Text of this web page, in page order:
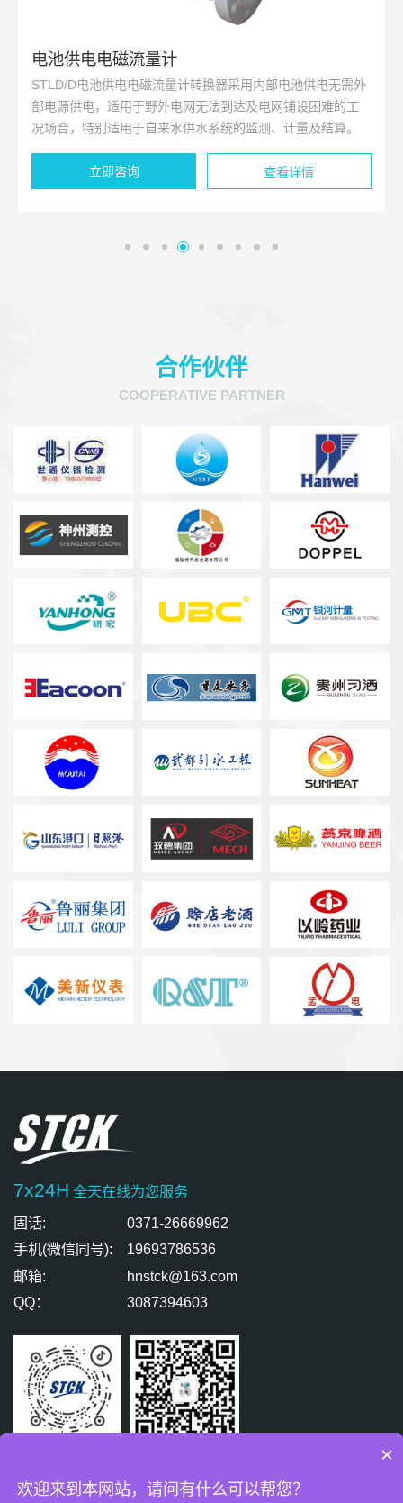
供电无需外
设困难的工
量及结算。
插入式电磁流量计
插入式电磁流量计是基于法拉第电磁感应定律、采
研发的一种高智能，高可靠性的流量计，以其非常
比被广泛应用于大管径流量计量领域。
合作伙伴
COOPERATIVE PARTNER
7x24H 全天在线为您服务
固话:
0371-26669962
手机(微信同号):
19693786536
邮箱:
hnstck@163.com
QQ：
3087394603
×
欢迎来到本网站，请问有什么可以帮您？